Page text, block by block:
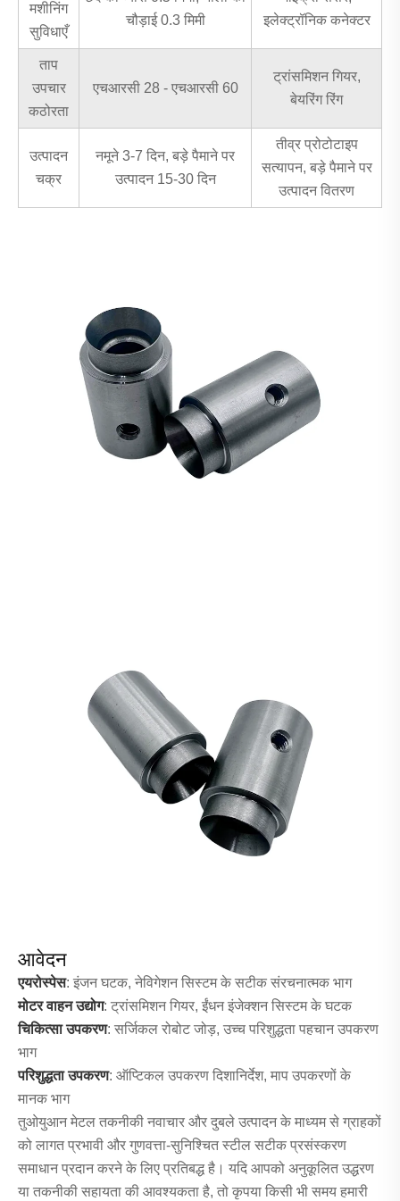
मशीनिंग
सुविधाएँ
चौड़ाई 0.3 मिमी
इलेक्ट्रॉनिक कनेक्टर
ताप
उपचार
कठोरता
एचआरसी 28 - एचआरसी 60
ट्रांसमिशन गियर,
बेयरिंग रिंग
उत्पादन
चक्र
नमूने 3-7 दिन, बड़े पैमाने पर
उत्पादन 15-30 दिन
तीव्र प्रोटोटाइप
सत्यापन, बड़े पैमाने पर
उत्पादन वितरण
आवेदन
एयरोस्पेस: इंजन घटक, नेविगेशन सिस्टम के सटीक संरचनात्मक भाग
मोटर वाहन उद्योग: ट्रांसमिशन गियर, ईंधन इंजेक्शन सिस्टम के घटक
चिकित्सा उपकरण: सर्जिकल रोबोट जोड़, उच्च परिशुद्धता पहचान उपकरण
भाग
परिशुद्धता उपकरण: ऑप्टिकल उपकरण दिशानिर्देश, माप उपकरणों के
मानक भाग
तुओयुआन मेटल तकनीकी नवाचार और दुबले उत्पादन के माध्यम से ग्राहकों
को लागत प्रभावी और गुणवत्ता-सुनिश्चित स्टील सटीक प्रसंस्करण
समाधान प्रदान करने के लिए प्रतिबद्ध है। यदि आपको अनुकूलित उद्धरण
या तकनीकी सहायता की आवश्यकता है, तो कृपया किसी भी समय हमारी